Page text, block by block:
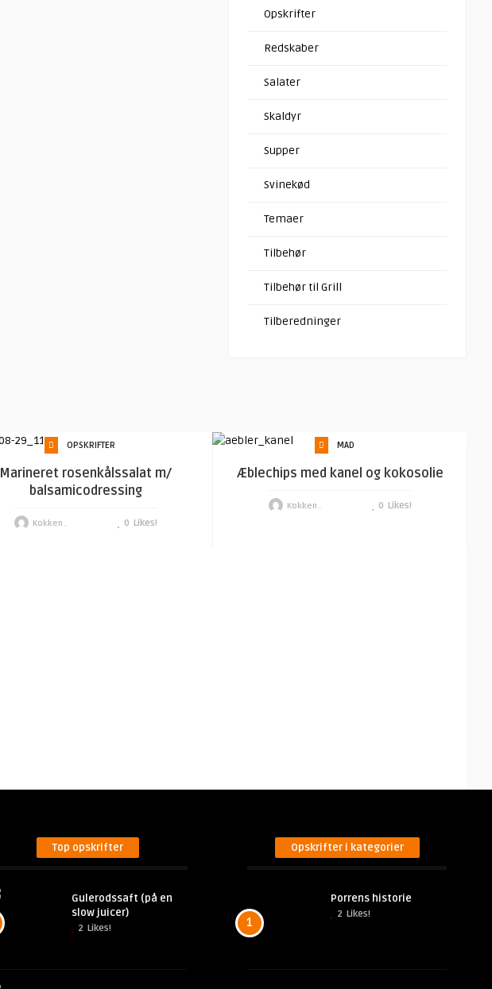
Opskrifter
Redskaber
Salater
Skaldyr
Supper
Svinekød
Temaer
Tilbehør
Tilbehør til Grill
Tilberedninger
OPSKRIFTER
Marineret rosenkålssalat m/
balsamicodressing
Kokken . Likes!
0
MAD
Æblechips med kanel og kokosolie
Kokken . Likes!
0
Top opskrifter
Gulerodssaft (på en
slow juicer)
2 Likes!
Opskrifter i kategorier
1
Porrens historie
2 Likes!